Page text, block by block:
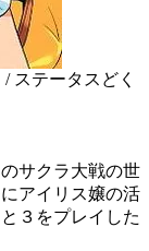
ステータスどく
サクラ大戦の世
アイリス嬢の活
３をプレイした